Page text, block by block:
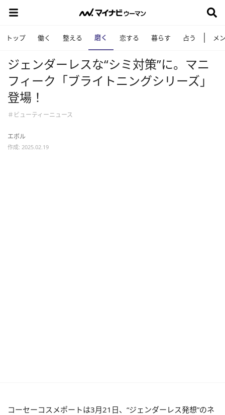
トップ 働く 整える 磨く 恋する 暮らす 占う メ
ジェンダーレスな“シミ対策”に。マニ
フィーク「ブライトニングシリーズ」
登場！
＃ビューティーニュース
エボル
作成: 2025.02.19
コーセーコスメポートは3月21日、“ジェンダーレス発想”のネ